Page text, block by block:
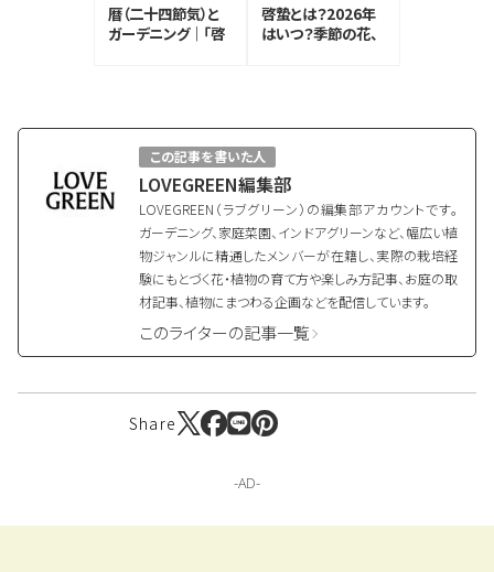
暦（二十四節気）と
ガーデニング｜「啓
啓蟄とは？2026年
はいつ？季節の花、
この記事を書いた人
LOVEGREEN編集部
LOVEGREEN（ラブグリーン）の編集部アカウントです。
ガーデニング、家庭菜園、インドアグリーンなど、幅広い植
物ジャンルに精通したメンバーが在籍し、実際の栽培経
験にもとづく花・植物の育て方や楽しみ方記事、お庭の取
材記事、植物にまつわる企画などを配信しています。
このライターの記事一覧
Share